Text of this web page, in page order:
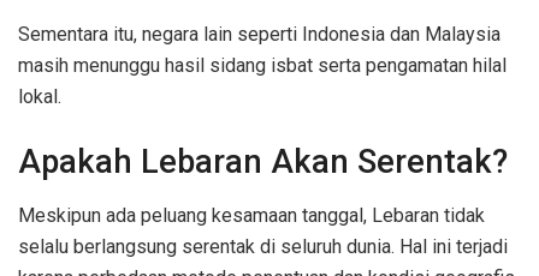
Sementara itu, negara lain seperti Indonesia dan Malaysia
masih menunggu hasil sidang isbat serta pengamatan hilal
lokal.
Apakah Lebaran Akan Serentak?
Meskipun ada peluang kesamaan tanggal, Lebaran tidak
selalu berlangsung serentak di seluruh dunia. Hal ini terjadi